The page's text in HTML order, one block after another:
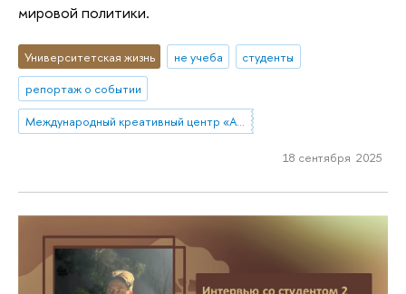
мировой политики.
Университетская жизнь не учеба
студенты
репортаж о событии
Международный креативный центр «Абитуриент. Студент. Выпускник»
18 сентября 2025